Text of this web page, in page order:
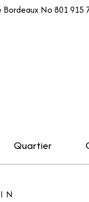
Bordeaux No 801 915
Quartier